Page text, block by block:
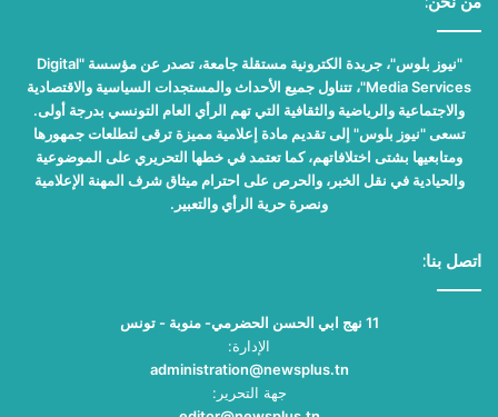
"نيوز بلوس"، جريدة الكترونية مستقلة جامعة، تصدر عن مؤسسة "Digital
Media Services"، تتناول جميع الأحداث والمستجدات السياسية والاقتصادية
والاجتماعية والرياضية والثقافية التي تهم الرأي العام التونسي بدرجة أولى.
تسعى "نيوز بلوس" إلى تقديم مادة إعلامية مميزة ترقى لتطلعات جمهورها
ومتابعيها بشتى اختلافاتهم، كما تعتمد في خطها التحريري على الموضوعية
والحيادية في نقل الخبر، والحرص على احترام ميثاق شرف المهنة الإعلامية
ونصرة حرية الرأي والتعبير.
اتصل بنا:
11 نهج ابي الحسن الحضرمي- منوبة - تونس
الإدارة:
administration@newsplus.tn
جهة التحرير: